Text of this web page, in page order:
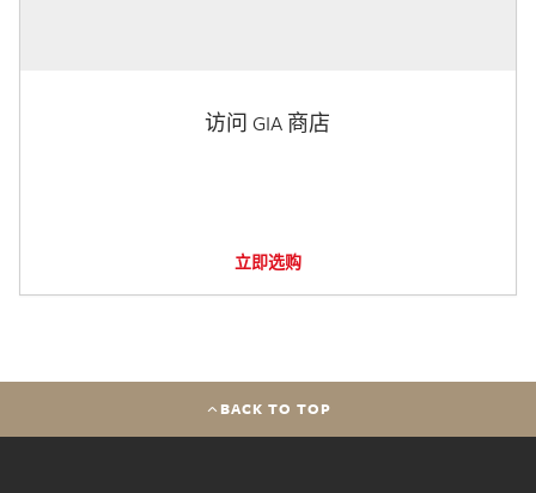
访问 GIA 商店
立即选购
BACK TO TOP